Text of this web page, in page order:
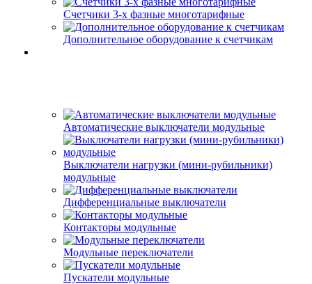
Счетчики 3-х фазные многотарифные
Дополнительное оборудование к счетчикам
Автоматические выключатели модульные
Выключатели нагрузки (мини-рубильники)
модульные
Дифференциальные выключатели
Контакторы модульные
Модульные переключатели
Пускатели модульные